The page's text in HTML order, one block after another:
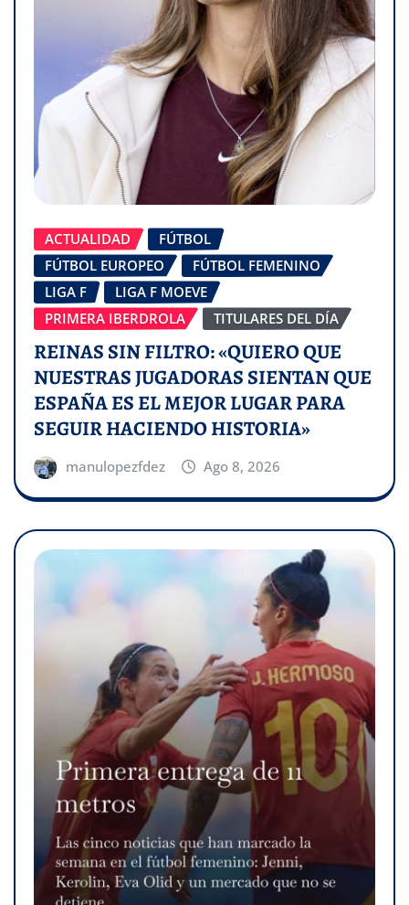
ACTUALIDAD
FÚTBOL
FÚTBOL EUROPEO
FÚTBOL FEMENINO
LIGA F
LIGA F MOEVE
PRIMERA IBERDROLA
TITULARES DEL DÍA
REINAS SIN FILTRO: «QUIERO QUE
NUESTRAS JUGADORAS SIENTAN QUE
ESPAÑA ES EL MEJOR LUGAR PARA
SEGUIR HACIENDO HISTORIA»
manulopezfdez Ago 8, 2026